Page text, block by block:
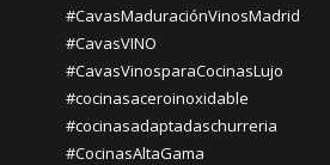
#CavasMaduraciónVinosMadrid
#CavasVINO
#CavasVinosparaCocinasLujo
#cocinasaceroinoxidable
#cocinasadaptadaschurreria
#CocinasAltaGama